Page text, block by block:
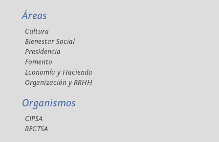
Áreas
Cultura
Bienestar Social
Presidencia
Fomento
Economía y Hacienda
Organización y RRHH
Organismos
CIPSA
REGTSA